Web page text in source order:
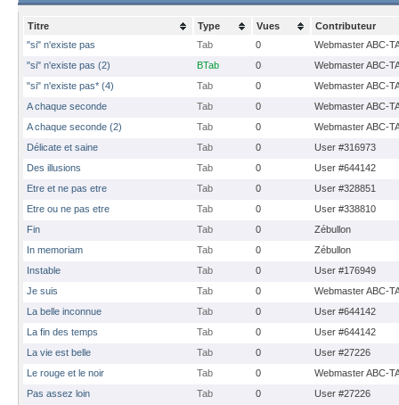
Titre Type Vues
Contributeur
"si" n'existe pas
Tab 0
Webmaster ABC-
"si" n'existe pas (2)
BTab 0
Webmaster ABC-
"si" n'existe pas* (4)
Tab 0
Webmaster ABC-
A chaque seconde
Tab 0
Webmaster ABC-
A chaque seconde (2)
Tab 0
Webmaster ABC-
Délicate et saine
Tab 0
User #316973
Des illusions
Tab 0
User #644142
Etre et ne pas etre
Tab 0
User #328851
Etre ou ne pas etre
Tab 0
User #338810
Fin
Tab 0
Zébullon
In memoriam
Tab 0
Zébullon
Instable
Tab 0
User #176949
Je suis
Tab 0
Webmaster ABC-
La belle inconnue
Tab 0
User #644142
La fin des temps
Tab 0
User #644142
La vie est belle
Tab 0
User #27226
Le rouge et le noir
Tab 0
Webmaster ABC-
Pas assez loin
Tab 0
User #27226